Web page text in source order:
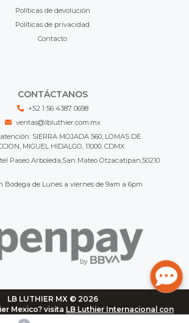
Políticas de devolución
Políticas de privacidad
Contacto
CONTÁCTANOS
+52 1 56 4387 0698
ventas@lbluthier.com.mx
SIERRA MOJADA 560, LOMAS DE
MIGUEL HIDALGO, 11000, CDMX
Paseo Arboleda,San Mateo Otzacatipan,50210
Bodega de Lunes a viernes de 9am a 6pm
LB LUTHIER MX © 2026
Mexico? visita LB Luthier Internacional con
de 3.000 productos disponibles